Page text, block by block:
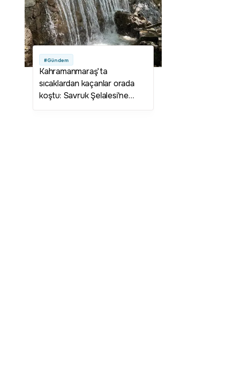
#Gündem
Kahramanmaraş'ta
sıcaklardan kaçanlar orada
koştu: Savruk Şelalesi'ne